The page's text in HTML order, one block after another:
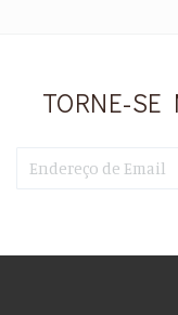
TORNE-SE